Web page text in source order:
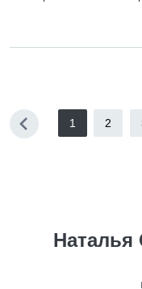
1 2
Наталья